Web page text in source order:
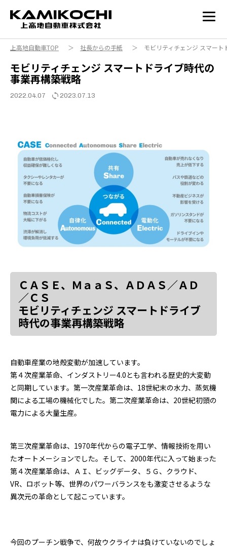
上高地自動車TOP ＞ 社長からの手紙 ＞ モビリティチェンジ スマート
モビリティチェンジ スマートドライブ時代の
事業再構築戦略
2022.04.07 2023.07.13
ＣＡＳＥ、ＭａａＳ、ＡＤＡＳ／ＡＤ
／ＣＳ
モビリティチェンジ スマートドライブ
時代の事業再構築戦略
自動車産業の地殻変動が加速しています。
第４次産業革命、インダストリー4.0とも言われる歴史的大変動
と同期しています。第一次産業革命は、18世紀末の水力、蒸気機
関による工場の機械化でした。第二次産業革命は、20世紀初頭の
電力による大量生産。
第三次産業革命は、1970年代からの電子工学、情報技術を用い
たオートメーションでした。そして、2000年代に入って始まった
第４次産業革命は、ＡＩ、ビッグデータ、５Ｇ、クラウド、
VR、ロボット等、世界のパワーバランスをも激変させるような
異次元の革命として起こっています。
今回のプーチン戦争で、何故ウクライナは負けていないのでしょ